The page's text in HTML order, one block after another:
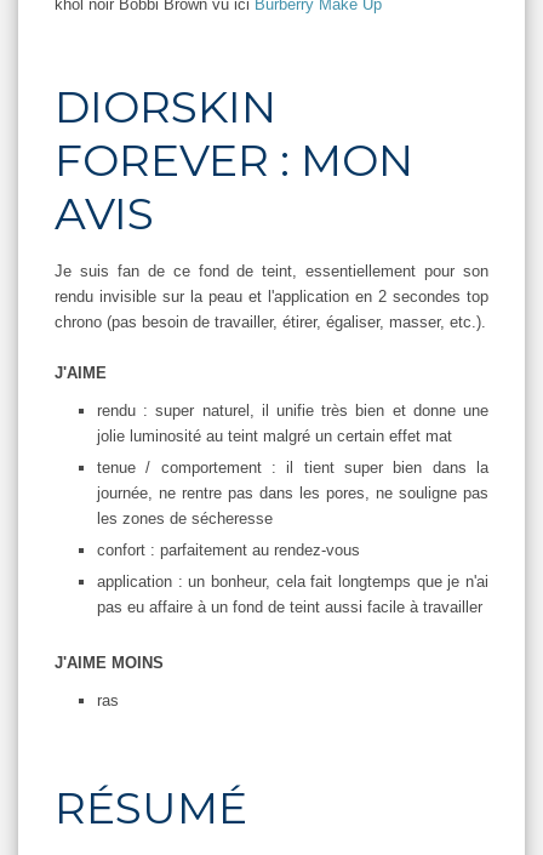
khôl noir Bobbi Brown vu ici Burberry Make Up
DIORSKIN
FOREVER : MON
AVIS
Je suis fan de ce fond de teint, essentiellement pour son
rendu invisible sur la peau et l'application en 2 secondes top
chrono (pas besoin de travailler, étirer, égaliser, masser, etc.).
J'AIME
rendu : super naturel, il unifie très bien et donne une
jolie luminosité au teint malgré un certain effet mat
tenue / comportement : il tient super bien dans la
journée, ne rentre pas dans les pores, ne souligne pas
les zones de sécheresse
confort : parfaitement au rendez-vous
application : un bonheur, cela fait longtemps que je n'ai
pas eu affaire à un fond de teint aussi facile à travailler
J'AIME MOINS
ras
RÉSUMÉ